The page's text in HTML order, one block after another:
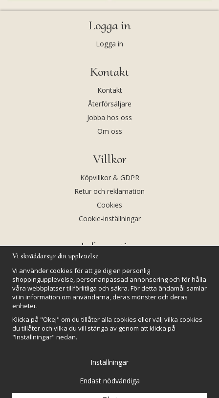
Logga in
Logga in
Kontakt
Kontakt
Återförsäljare
Jobba hos oss
Om oss
Villkor
Köpvillkor & GDPR
Retur och reklamation
Cookies
Cookie-inställningar
Information
Kalendarium
Nyheter
Kristaller och fairtrade
Rena & Ladda kristaller
Vi skräddarsyr din upplevelse
Vi använder cookies för att ge dig en personlig
shoppingupplevelse, personanpassad annonsering och för hålla
våra webbplatser tillförlitliga och säkra. För detta ändamål samlar
vi in information om användarna, deras mönster och deras
enheter.
Klicka på "Okej" om du tillåter alla cookies eller välj vilka cookies
du tillåter och vilka du vill stänga av genom att klicka på
"Inställningar" nedan.
Inställningar
Endast nödvändiga